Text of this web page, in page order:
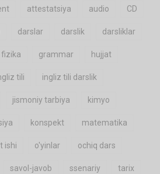
attestatsiya audio CD
darslar darslik darsliklar
fizika grammar hujjat
tili ingliz tili darslik
jismoniy tarbiya kimyo
konspekt matematika
ishi o'yinlar ochiq dars
savol-javob ssenariy tarix